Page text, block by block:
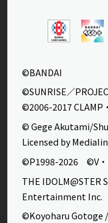
©BANDAI
©SUNRISE／
©2006-2017 CLAMP
© Gege Akutami/
Licensed by
©P1998-2026 ©V・
THE IDOLM@STER
Entertainment Inc.
©Koyoharu Gotoge